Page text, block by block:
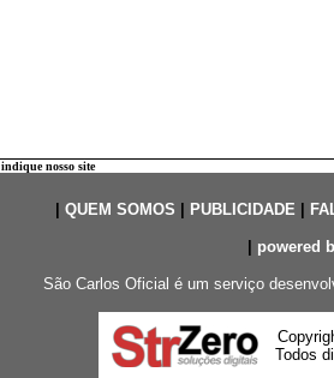
indique nosso site
QUEM SOMOS PUBLICIDADE|
powered
São Carlos Oficial é um serviço
Todos